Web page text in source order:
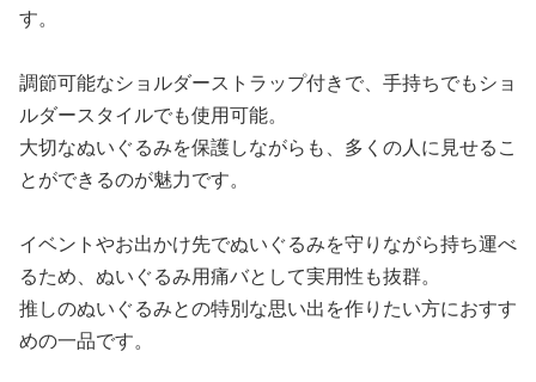
す。
調節可能なショルダーストラップ付きで、手持ちでもショ
ルダースタイルでも使用可能。
大切なぬいぐるみを保護しながらも、多くの人に見せるこ
とができるのが魅力です。
イベントやお出かけ先でぬいぐるみを守りながら持ち運べ
るため、ぬいぐるみ用痛バとして実用性も抜群。
推しのぬいぐるみとの特別な思い出を作りたい方におすす
めの一品です。